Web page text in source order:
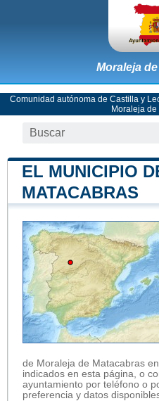
Moraleja
Comunidad autónoma de Castilla y
Moraleja
EL MUNICIPIO
MATACABRAS
de Moraleja de Matacabras
indicados en esta página, o
ayuntamiento por teléfono o
preferencia y datos